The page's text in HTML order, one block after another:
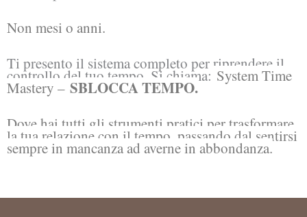
Non mesi o anni.
Ti presento il sistema completo per riprendere il
controllo del tuo tempo. Si chiama: System Time
Mastery – SBLOCCA TEMPO.
Dove hai tutti gli strumenti pratici per trasformare
la tua relazione con il tempo, passando dal sentirsi
sempre in mancanza ad averne in abbondanza.